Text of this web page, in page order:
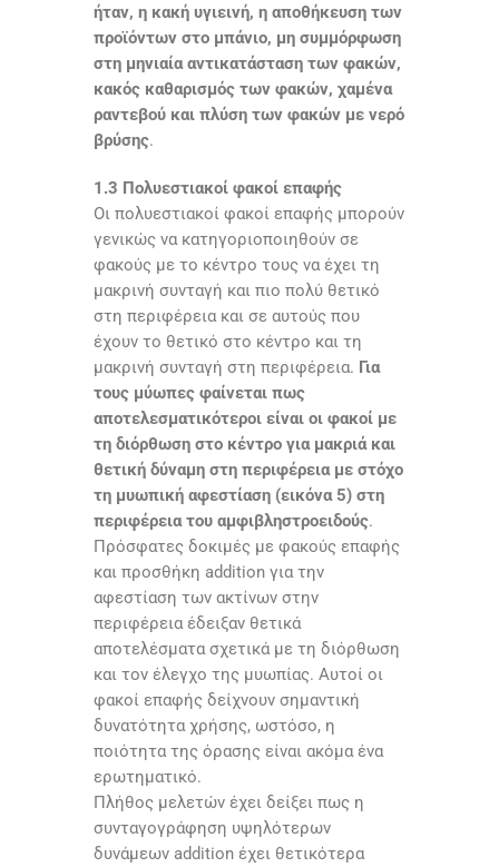
ήταν, η κακή υγιεινή, η αποθήκευση των
προϊόντων στο μπάνιο, μη συμμόρφωση
στη μηνιαία αντικατάσταση των φακών,
κακός καθαρισμός των φακών, χαμένα
ραντεβού και πλύση των φακών με νερό
βρύσης.
1.3 Πολυεστιακοί φακοί επαφής
Οι πολυεστιακοί φακοί επαφής μπορούν
γενικώς να κατηγοριοποιηθούν σε
φακούς με το κέντρο τους να έχει τη
μακρινή συνταγή και πιο πολύ θετικό
στη περιφέρεια και σε αυτούς που
έχουν το θετικό στο κέντρο και τη
μακρινή συνταγή στη περιφέρεια. Για
τους μύωπες φαίνεται πως
αποτελεσματικότεροι είναι οι φακοί με
τη διόρθωση στο κέντρο για μακριά και
θετική δύναμη στη περιφέρεια με στόχο
τη μυωπική αφεστίαση (εικόνα 5) στη
περιφέρεια του αμφιβληστροειδούς.
Πρόσφατες δοκιμές με φακούς επαφής
και προσθήκη addition για την
αφεστίαση των ακτίνων στην
περιφέρεια έδειξαν θετικά
αποτελέσματα σχετικά με τη διόρθωση
και τον έλεγχο της μυωπίας. Αυτοί οι
φακοί επαφής δείχνουν σημαντική
δυνατότητα χρήσης, ωστόσο, η
ποιότητα της όρασης είναι ακόμα ένα
ερωτηματικό.
Πλήθος μελετών έχει δείξει πως η
συνταγογράφηση υψηλότερων
δυνάμεων addition έχει θετικότερα